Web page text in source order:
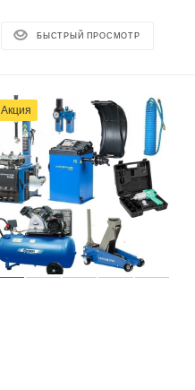
БЫСТРЫЙ ПРОСМОТР
Акция